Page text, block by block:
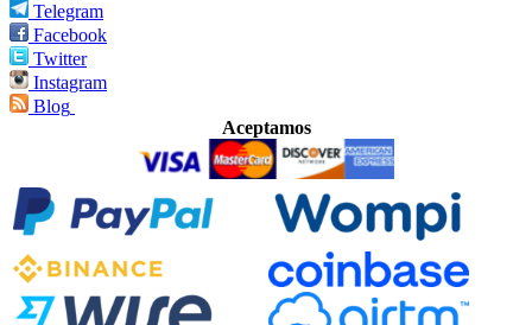
Telegram
Facebook
Twitter
Instagram
Blog
Aceptamos